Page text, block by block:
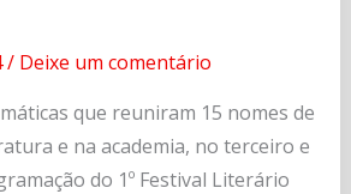
/ Deixe um comentário
que reuniram 15 nomes de
e na academia, no terceiro e
do 1º Festival Literário